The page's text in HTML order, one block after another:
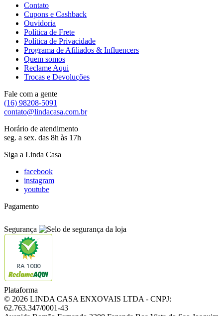
Contato
Cupons e Cashback
Ouvidoria
Política de Frete
Política de Privacidade
Programa de Afiliados & Influencers
Quem somos
Reclame Aqui
Trocas e Devoluções
Fale com a gente
(16) 98208-5091
contato@lindacasa.com.br
Horário de atendimento
seg. a sex. das 8h às 17h
Siga a Linda Casa
facebook
instagram
youtube
Pagamento
Segurança
RA 1000
Plataforma
© 2026 LINDA CASA ENXOVAIS LTDA - CNPJ:
62.763.347/0001-43